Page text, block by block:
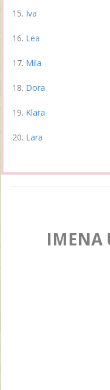
Iva
Lea
Mila
Dora
Klara
Lara
IMENA